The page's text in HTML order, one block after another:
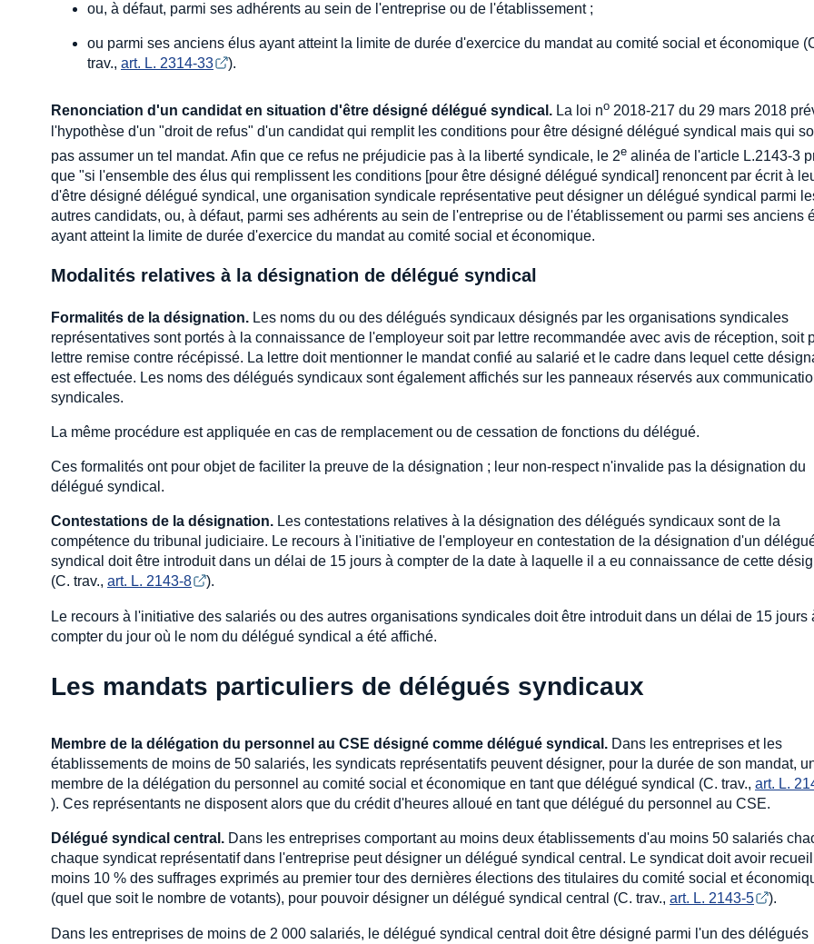
ou, à défaut, parmi ses adhérents au sein de l'entreprise ou de l'établissement ;
ou parmi ses anciens élus ayant atteint la limite de durée d'exercice du mandat au comité social et économique
trav., art. L. 2314-33 ).
Renonciation d'un candidat en situation d'être désigné délégué syndical. La loi no 2018-217 du 29 mars 2018
l'hypothèse d'un "droit de refus" d'un candidat qui remplit les conditions pour être désigné délégué syndical mais qui
pas assumer un tel mandat. Afin que ce refus ne préjudicie pas à la liberté syndicale, le 2e alinéa de l'article L.2143-3
que "si l'ensemble des élus qui remplissent les conditions [pour être désigné délégué syndical] renoncent par écrit à
d'être désigné délégué syndical, une organisation syndicale représentative peut désigner un délégué syndical parmi
autres candidats, ou, à défaut, parmi ses adhérents au sein de l'entreprise ou de l'établissement ou parmi ses anciens
ayant atteint la limite de durée d'exercice du mandat au comité social et économique.
Modalités relatives à la désignation de délégué syndical
Formalités de la désignation. Les noms du ou des délégués syndicaux désignés par les organisations syndicales
représentatives sont portés à la connaissance de l'employeur soit par lettre recommandée avec avis de réception, soit
lettre remise contre récépissé. La lettre doit mentionner le mandat confié au salarié et le cadre dans lequel cette
est effectuée. Les noms des délégués syndicaux sont également affichés sur les panneaux réservés aux
syndicales.
La même procédure est appliquée en cas de remplacement ou de cessation de fonctions du délégué.
Ces formalités ont pour objet de faciliter la preuve de la désignation ; leur non-respect n'invalide pas la désignation du
délégué syndical.
Contestations de la désignation. Les contestations relatives à la désignation des délégués syndicaux sont de la
compétence du tribunal judiciaire. Le recours à l'initiative de l'employeur en contestation de la désignation d'un
syndical doit être introduit dans un délai de 15 jours à compter de la date à laquelle il a eu connaissance de cette
(C. trav., art. L. 2143-8 ).
Le recours à l'initiative des salariés ou des autres organisations syndicales doit être introduit dans un délai de 15 jours
compter du jour où le nom du délégué syndical a été affiché.
Les mandats particuliers de délégués syndicaux
Membre de la délégation du personnel au CSE désigné comme délégué syndical. Dans les entreprises et les
établissements de moins de 50 salariés, les syndicats représentatifs peuvent désigner, pour la durée de son mandat,
membre de la délégation du personnel au comité social et économique en tant que délégué syndical (C. trav., art. L.
). Ces représentants ne disposent alors que du crédit d'heures alloué en tant que délégué du personnel au CSE.
Délégué syndical central. Dans les entreprises comportant au moins deux établissements d'au moins 50 salariés
chaque syndicat représentatif dans l'entreprise peut désigner un délégué syndical central. Le syndicat doit avoir
moins 10 % des suffrages exprimés au premier tour des dernières élections des titulaires du comité social et
(quel que soit le nombre de votants), pour pouvoir désigner un délégué syndical central (C. trav., art. L. 2143-5 ).
Dans les entreprises de moins de 2 000 salariés, le délégué syndical central doit être désigné parmi l'un des délégués